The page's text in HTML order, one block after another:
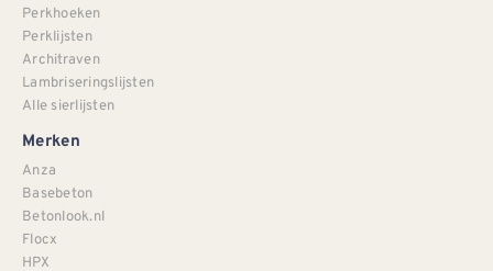
Perkhoeken
Perklijsten
Architraven
Lambriseringslijsten
Alle sierlijsten
Merken
Anza
Basebeton
Betonlook.nl
Flocx
HPX